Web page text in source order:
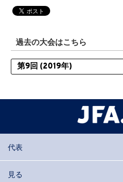
過去の大会はこちら
代表
見る